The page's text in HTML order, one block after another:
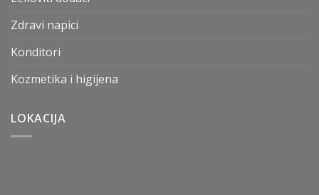
Zdravi napici
Konditori
Kozmetika i higijena
LOKACIJA